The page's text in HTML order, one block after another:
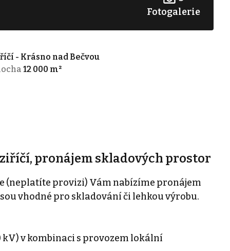
Fotogalerie
- Krásno nad Bečvou
12 000 m²
pronájem skladových prostor
(neplatíte provizi) Vám nabízíme pronájem
vhodné pro skladování či lehkou výrobu.
kV) v kombinaci s provozem lokální